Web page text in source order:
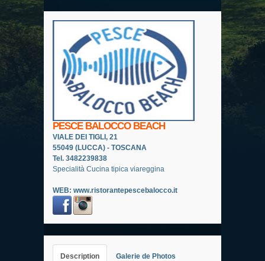
PESCE BALOCCO BEACH
VIALE DEI TIGLI, 21
55049 (LUCCA) - TOSCANA
Tel. 3482239838
Specialità Cucina tipica viareggina
WEB: www.ristorantepescebalocco.it
Description Galerie de Photos